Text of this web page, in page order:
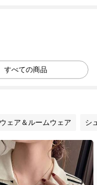
すべての商品
ェア＆ルームウェア シ